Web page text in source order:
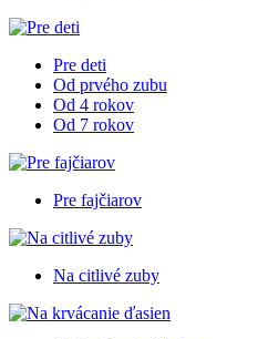
Pre deti
Od prvého zubu
Od 4 rokov
Od 7 rokov
Pre fajčiarov
Na citlivé zuby